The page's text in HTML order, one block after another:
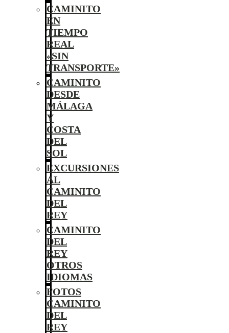
CAMINITO
EN
TIEMPO
REAL
«SIN
TRANSPORTE»
CAMINITO
DESDE
MÁLAGA
Y
COSTA
DEL
SOL
EXCURSIONES
AL
CAMINITO
DEL
REY
CAMINITO
DEL
REY
OTROS
IDIOMAS
FOTOS
CAMINITO
DEL
REY